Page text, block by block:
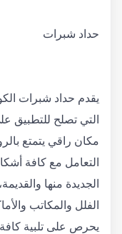
حداد شبرات
يقدم حداد شبرات
التي تصلح للتطبيق
مكان راقي يتمتع
التعامل مع كافة
الجديدة منها
الفلل والمكاتب
يحرص على تلبية